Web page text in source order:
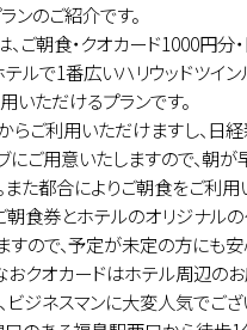
ンのご紹介です。
、ご朝食・クオカード1000円分
テルで1番広いハリウッドツイ
いただけるプランです。
らご利用いただけますし、日
にご用意いたしますので、朝
また都合によりご朝食をご利
朝食券とホテルのオリジナル
すので、予定が未定の方にも
おクオカードはホテル周辺の
ビジネスマンに大変人気でござ